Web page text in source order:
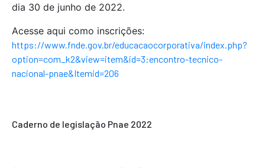
dia 30 de junho de 2022.
Acesse aqui como inscrições:
https://www.fnde.gov.br/educacaocorporativa/index.php?
option=com_k2&view=item&id=3:encontro-tecnico-
nacional-pnae&Itemid=206
Caderno de legislação Pnae 2022